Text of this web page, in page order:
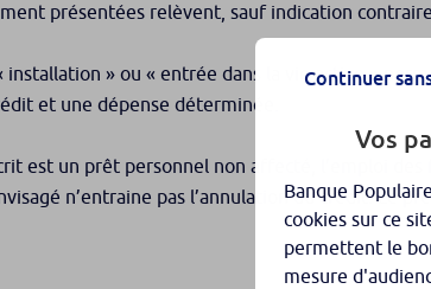
présentées relèvent, sauf indication
installation » ou « entrée dans la vie active »
et une dépense déterminée.
est un prêt personnel non affecté, l’emploi
n’entraine pas l’annulation du crédit. Le
Continuer
Vos
Banque
cookies sur ce
permettent le
mesure